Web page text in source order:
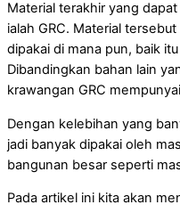
Material terakhir yang
ialah GRC. Material
dipakai di mana pun, baik
Dibandingkan bahan lain
krawangan GRC
Dengan kelebihan yang
jadi banyak dipakai oleh
bangunan besar seperti
Pada artikel ini kita akan